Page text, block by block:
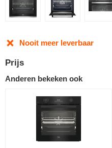
Nooit meer leverbaar
Prijs
Anderen bekeken ook